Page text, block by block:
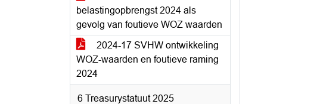
belastingopbrengst 2024 als
gevolg van foutieve WOZ waarden
2024-17 SVHW ontwikkeling
WOZ-waarden en foutieve raming
2024
6 Treasurystatuut 2025